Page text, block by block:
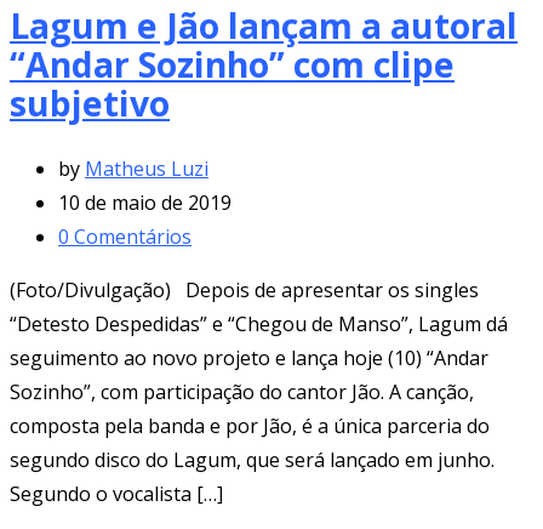
Lagum e Jão lançam a autoral
“Andar Sozinho” com clipe
subjetivo
by Matheus Luzi
10 de maio de 2019
0 Comentários
(Foto/Divulgação) Depois de apresentar os singles
“Detesto Despedidas” e “Chegou de Manso”, Lagum dá
seguimento ao novo projeto e lança hoje (10) “Andar
Sozinho”, com participação do cantor Jão. A canção,
composta pela banda e por Jão, é a única parceria do
segundo disco do Lagum, que será lançado em junho.
Segundo o vocalista […]